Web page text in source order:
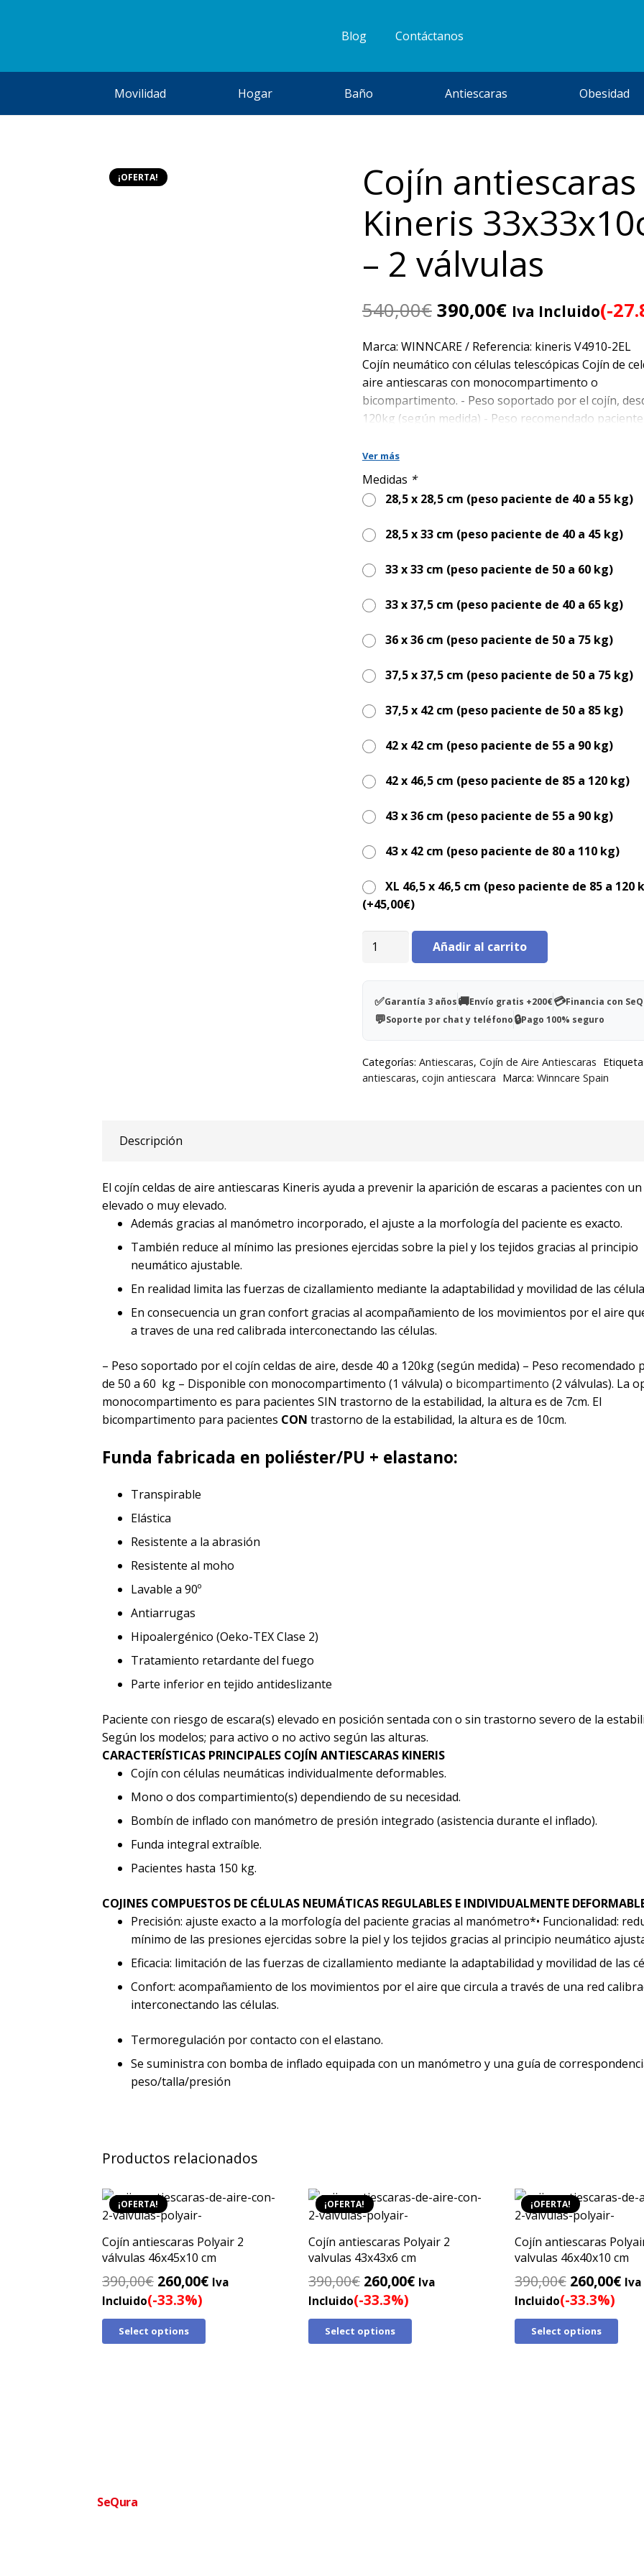
Blog Contáctanos
Movilidad Hogar Baño Antiescaras Obesidad
¡OFERTA!
Cojín antiescaras
Kineris
– 2 válvulas
540,00€ El
precio
original
era:
540,00€.
390,00€El
actual
es:
390,00€.
Iva Incluido(-
Marca: WINNCARE / Referencia: kineris V4910-2EL
Cojín neumático con células telescópicas Cojín de
aire antiescaras con monocompartimento o
bicompartimento. - Peso soportado por el cojín,
120kg (según medida) - Peso recomendado
válvulas)
Cojín Kineris 33 x 33 cm Altura 10 cm (incluido)
2 fundas integrales en TREVIRA
Manómetro (incluido)
Ver más
Medidas *
28,5 x 28,5 cm (peso paciente de 40 a 55 kg)
28,5 x 33 cm (peso paciente de 40 a 45 kg)
33 x 33 cm (peso paciente de 50 a 60 kg)
33 x 37,5 cm (peso paciente de 40 a 65 kg)
36 x 36 cm (peso paciente de 50 a 75 kg)
37,5 x 37,5 cm (peso paciente de 50 a 75 kg)
37,5 x 42 cm (peso paciente de 50 a 85 kg)
42 x 42 cm (peso paciente de 55 a 90 kg)
42 x 46,5 cm (peso paciente de 85 a 120 kg)
43 x 36 cm (peso paciente de 55 a 90 kg)
43 x 42 cm (peso paciente de 80 a 110 kg)
XL 46,5 x 46,5 cm (peso paciente de 85 a 120
(+45,00€)
Cojín
antiescaras
cantidad
Añadir al carrito
✅Garantía 3 años🚚Envío gratis +200€💳Financia con
💬Soporte por chat y teléfono🔒Pago 100% seguro
Categorías: Antiescaras, Cojín de Aire Antiescaras
antiescaras, cojin antiescara Marca: Winncare Spain
Descripción
El cojín celdas de aire antiescaras Kineris ayuda a prevenir la aparición de escaras a pacientes con
elevado o muy elevado.
Además gracias al manómetro incorporado, el ajuste a la morfología del paciente es exacto.
También reduce al mínimo las presiones ejercidas sobre la piel y los tejidos gracias al principio
neumático ajustable.
En realidad limita las fuerzas de cizallamiento mediante la adaptabilidad y movilidad de las
En consecuencia un gran confort gracias al acompañamiento de los movimientos por el aire
a traves de una red calibrada interconectando las células.
– Peso soportado por el cojín celdas de aire, desde 40 a 120kg (según medida) – Peso recomendado
de 50 a 60 kg – Disponible con monocompartimento (1 válvula) o bicompartimento (2 válvulas). La
monocompartimento es para pacientes SIN trastorno de la estabilidad, la altura es de 7cm. El
bicompartimento para pacientes CON trastorno de la estabilidad, la altura es de 10cm.
Funda fabricada en poliéster/PU + elastano:
Transpirable
Elástica
Resistente a la abrasión
Resistente al moho
Lavable a 90º
Antiarrugas
Hipoalergénico (Oeko-TEX Clase 2)
Tratamiento retardante del fuego
Parte inferior en tejido antideslizante
Paciente con riesgo de escara(s) elevado en posición sentada con o sin trastorno severo de la
Según los modelos; para activo o no activo según las alturas.
CARACTERÍSTICAS PRINCIPALES COJÍN ANTIESCARAS KINERIS
Cojín con células neumáticas individualmente deformables.
Mono o dos compartimiento(s) dependiendo de su necesidad.
Bombín de inflado con manómetro de presión integrado (asistencia durante el inflado).
Funda integral extraíble.
Pacientes hasta 150 kg.
COJINES COMPUESTOS DE CÉLULAS NEUMÁTICAS REGULABLES E INDIVIDUALMENTE
Precisión: ajuste exacto a la morfología del paciente gracias al manómetro*• Funcionalidad:
mínimo de las presiones ejercidas sobre la piel y los tejidos gracias al principio neumático
Eficacia: limitación de las fuerzas de cizallamiento mediante la adaptabilidad y movilidad de las
Confort: acompañamiento de los movimientos por el aire que circula a través de una red
interconectando las células.
Termoregulación por contacto con el elastano.
Se suministra con bomba de inflado equipada con un manómetro y una guía de
peso/talla/presión
Productos relacionados
¡OFERTA!
Cojín antiescaras Polyair 2
válvulas 46x45x10 cm
390,00€ El
precio
original
era:
260,00€ElIva
Incluido(-33.3%)
Select options
¡OFERTA!
Cojín antiescaras Polyair 2
valvulas 43x43x6 cm
390,00€ El
precio
original
era:
260,00€ElIva
Incluido(-33.3%)
Select options
¡OFERTA!
Cojín antiescaras
valvulas 46x40x10 cm
390,00€ El
precio
original
era:
260,00€ElIva
Incluido(-33.3%)
Select options
SeQura